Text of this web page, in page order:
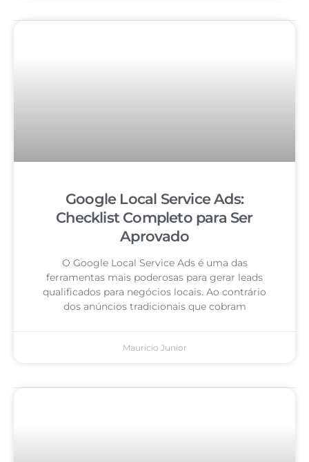
Google Local Service Ads:
Checklist Completo para Ser
Aprovado
O Google Local Service Ads é uma das
ferramentas mais poderosas para gerar leads
qualificados para negócios locais. Ao contrário
dos anúncios tradicionais que cobram
Mauricio Junior